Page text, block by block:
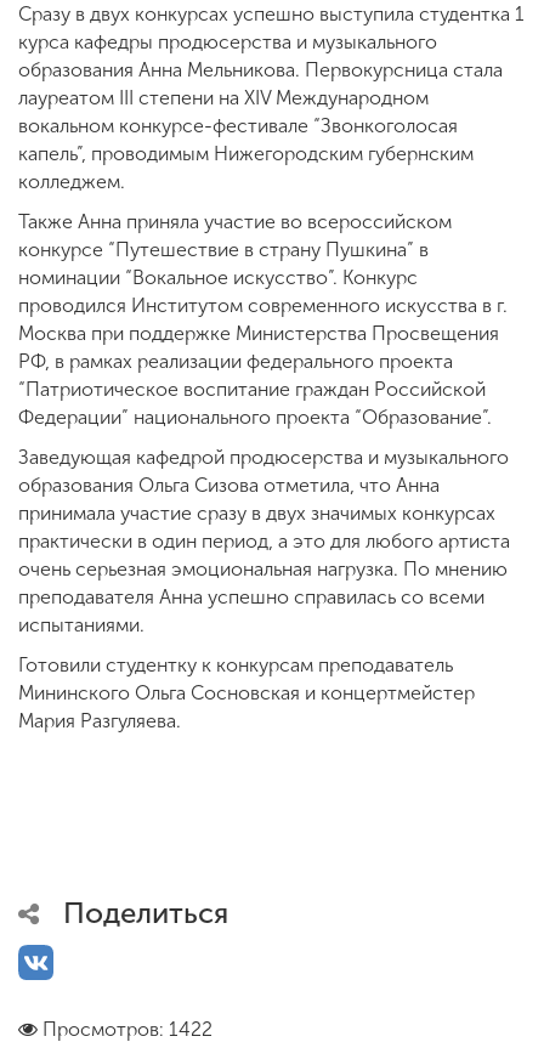
комиссия
+7 (831) 262-26-20
Сразу в двух конкурсах успешно выступила студентка 1
курса кафедры продюсерства и музыкального
образования Анна Мельникова. Первокурсница стала
лауреатом III степени на XIV Международном
вокальном конкурсе-фестивале “Звонкоголосая
капель”, проводимым Нижегородским губернским
колледжем.
Также Анна приняла участие во всероссийском
конкурсе “Путешествие в страну Пушкина” в
номинации “Вокальное искусство”. Конкурс
проводился Институтом современного искусства в г.
Москва при поддержке Министерства Просвещения
РФ, в рамках реализации федерального проекта
“Патриотическое воспитание граждан Российской
Федерации” национального проекта “Образование”.
Заведующая кафедрой продюсерства и музыкального
образования Ольга Сизова отметила, что Анна
принимала участие сразу в двух значимых конкурсах
практически в один период, а это для любого артиста
очень серьезная эмоциональная нагрузка. По мнению
преподавателя Анна успешно справилась со всеми
испытаниями.
Готовили студентку к конкурсам преподаватель
Мининского Ольга Сосновская и концертмейстер
Мария Разгуляева.
Поделиться
Просмотров: 1422